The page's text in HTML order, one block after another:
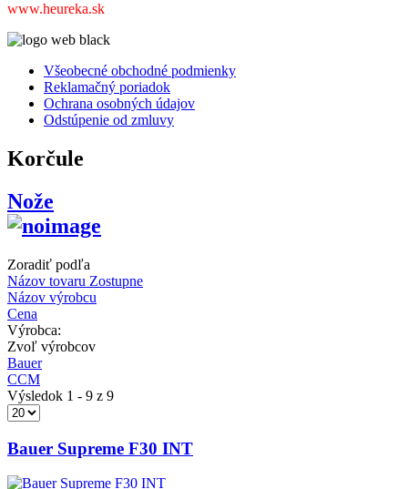
www.heureka.sk
Všeobecné obchodné podmienky
Reklamačný poriadok
Ochrana osobných údajov
Odstúpenie od zmluvy
Korčule
Nože
Zoradiť podľa
Názov tovaru Zostupne
Názov výrobcu
Cena
Výrobca:
Zvoľ výrobcov
Bauer
CCM
Výsledok 1 - 9 z 9
Bauer Supreme F30 INT